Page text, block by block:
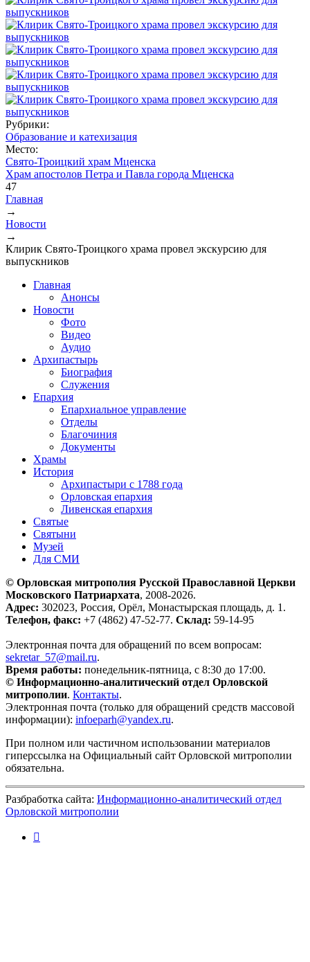
Рубрики:
Образование и катехизация
Место:
Свято-Троицкий храм Мценска
Храм апостолов Петра и Павла города Мценска
47
Вы здесь
Главная
→
Новости
→
Клирик Свято-Троицкого храма провел экскурсию для
выпускников
Главная
Анонсы
Новости
Фото
Видео
Аудио
Архипастырь
Биография
Служения
Епархия
Епархиальное управление
Отделы
Благочиния
Документы
Храмы
История
Архипастыри с 1788 года
Орловская епархия
Ливенская епархия
Святые
Святыни
Музей
Для СМИ
© Орловская митрополия Русской Православной Церкви
Московского Патриархата, 2008-2026.
Адрес: 302023, Россия, Орёл, Монастырская площадь, д. 1.
Телефон, факс: +7 (4862) 47-52-77. Склад: 59-14-95
Электронная почта для обращений по всем вопросам:
sekretar_57@mail.ru.
Время работы: понедельник-пятница, с 8:30 до 17:00.
© Информационно-аналитический отдел Орловской
митрополии. Контакты.
Электронная почта (только для обращений средств массовой
информации): infoeparh@yandex.ru.
При полном или частичном использовании материалов
гиперссылка на Официальный сайт Орловской митрополии
обязательна.
Разбработка сайта: Информационно-аналитический отдел
Орловской митрополии